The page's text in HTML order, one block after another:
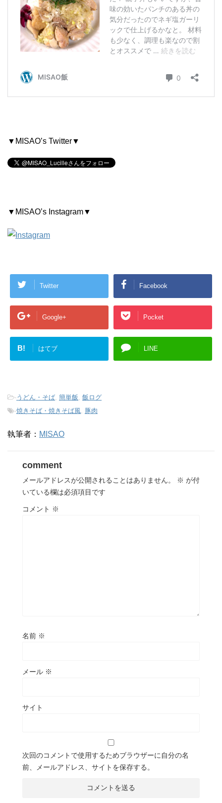
▼MISAO’s Twitter▼
▼MISAO’s Instagram▼
Twitter Facebook
Google+ Pocket
B! はてブ LINE
-うどん・そば 簡単飯 飯ログ
-焼きそば・焼きそば風 豚肉
執筆者： MISAO
comment
メールアドレスが公開されることはありません。 ※ が付
いている欄は必須項目です
コメント ※
名前 ※
メール ※
サイト
次回のコメントで使用するためブラウザーに自分の名
前、メールアドレス、サイトを保存する。